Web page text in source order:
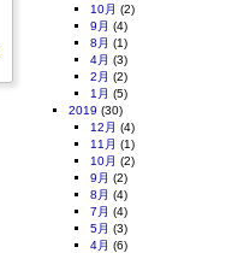
10月 (2)
9月 (4)
8月 (1)
4月 (3)
2月 (2)
1月 (5)
2019 (30)
12月 (4)
11月 (1)
10月 (2)
9月 (2)
8月 (4)
7月 (4)
5月 (3)
4月 (6)